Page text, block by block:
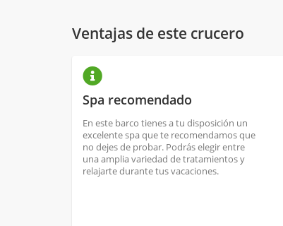
Ventajas de este crucero
Spa recomendado
En este barco tienes a tu disposición un
excelente spa que te recomendamos que
no dejes de probar. Podrás elegir entre
una amplia variedad de tratamientos y
relajarte durante tus vacaciones.